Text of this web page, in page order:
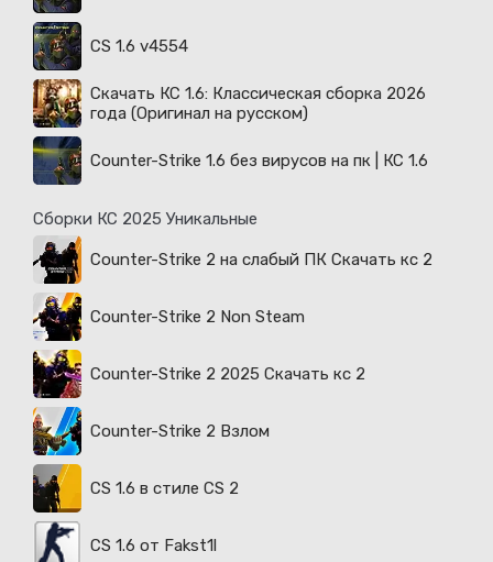
CS 1.6 v4554
Скачать КС 1.6: Классическая сборка 2026
года (Оригинал на русском)
Counter-Strike 1.6 без вирусов на пк | КС 1.6
Сборки КС 2025 Уникальные
Counter-Strike 2 на слабый ПК Скачать кс 2
Counter-Strike 2 Non Steam
Counter-Strike 2 2025 Скачать кс 2
Counter-Strike 2 Взлом
CS 1.6 в стиле CS 2
CS 1.6 от Fakst1l